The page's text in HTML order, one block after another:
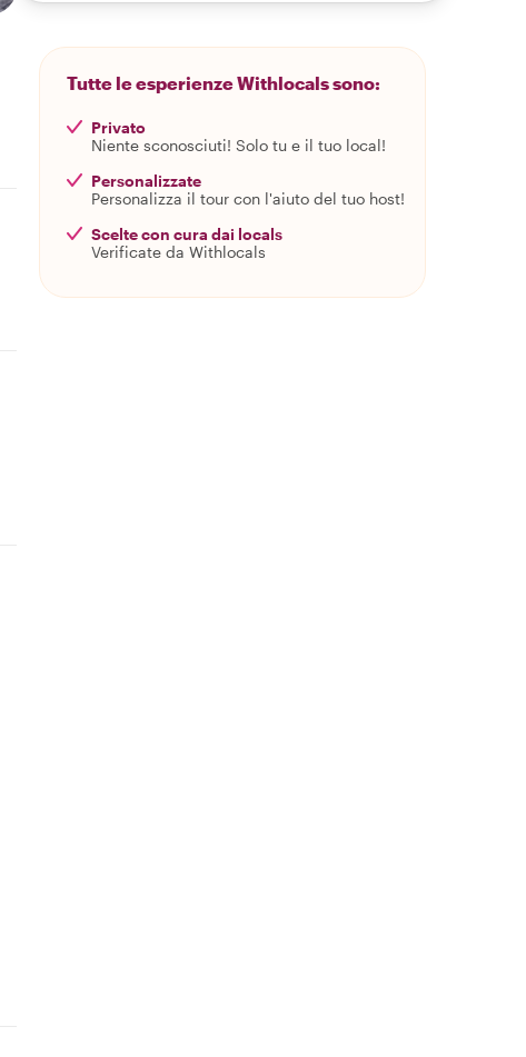
Tutte le esperienze Withlocals sono:
Privato
Niente sconosciuti! Solo tu e il tuo local!
Personalizzate
Personalizza il tour con l'aiuto del tuo host!
Scelte con cura dai locals
Verificate da Withlocals